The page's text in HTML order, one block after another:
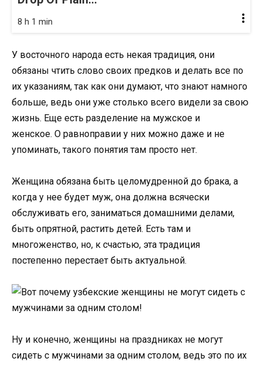
8 h 1 min
У восточного народа есть некая традиция, они
обязаны чтить слово своих предков и делать все по
их указаниям, так как они думают, что знают намного
больше, ведь они уже столько всего видели за свою
жизнь. Еще есть разделение на мужское и
женское. О равноправии у них можно даже и не
упоминать, такого понятия там просто нет.
Женщина обязана быть целомудренной до брака, а
когда у нее будет муж, она должна всячески
обслуживать его, заниматься домашними делами,
быть опрятной, растить детей. Есть там и
многоженство, но, к счастью, эта традиция
постепенно перестает быть актуальной.
Ну и конечно, женщины на праздниках не могут
сидеть с мужчинами за одним столом, ведь это по их